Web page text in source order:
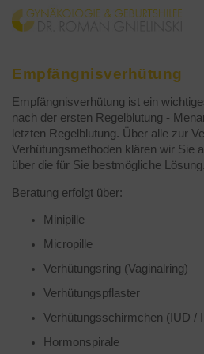
Empfängnisverhütung
Empfängnisverhütung ist ein
nach der ersten Regelblutung -
letzten Regelblutung. Über alle zur
Verhütungsmethoden klären wir Sie
über die für Sie bestmögliche Lösung.
Beratung erfolgt über:
Minipille
Micropille
Verhütungsring (Vaginalring)
Verhütungspflaster
Verhütungsschirmchen (IUD /
Hormonspirale